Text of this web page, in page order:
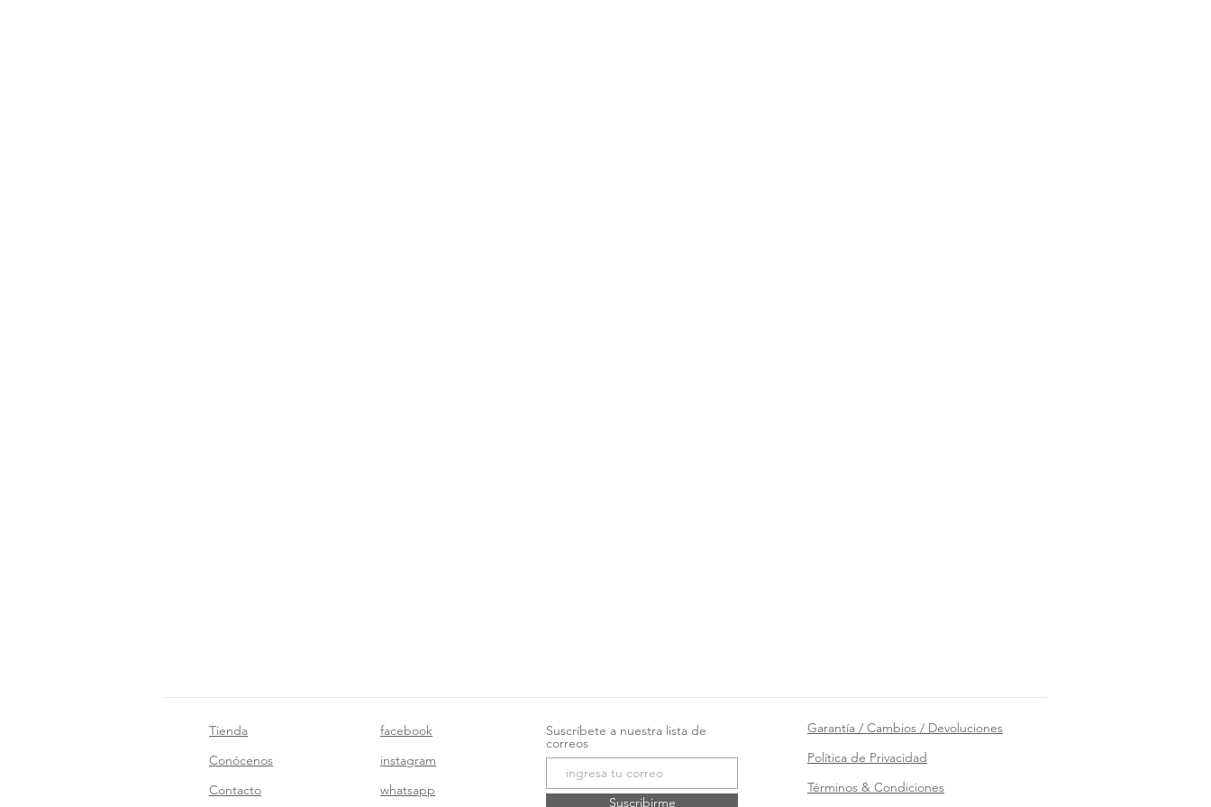
Tienda
Conócenos
Contacto
facebook
instagram
whatsapp
Suscríbete a nuestra lista de
correos
Suscribirme
Garantía / Cambios / Devoluciones
Política de Privacidad
Términos & Condiciones